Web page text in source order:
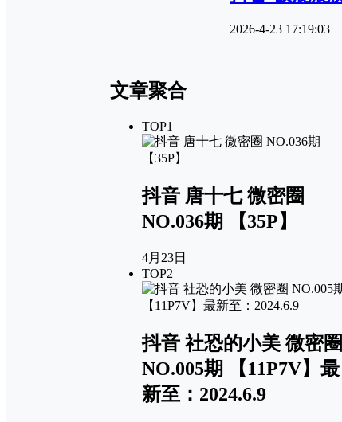
2026-4-23 17:19:03
文章聚合
TOP1
抖音 唐十七 微密圈
NO.036期 【35P】
4月23日
TOP2
抖音 社恐的小美 微密圈
NO.005期 【11P7V】最
新至：2024.6.9